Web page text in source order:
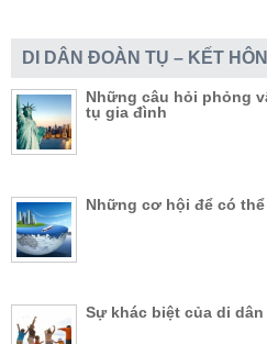
DI DÂN ĐOÀN TỤ – KẾT HÔN
Những câu hỏi phỏng
tụ gia đình
Những cơ hội để có
Sự khác biệt của di